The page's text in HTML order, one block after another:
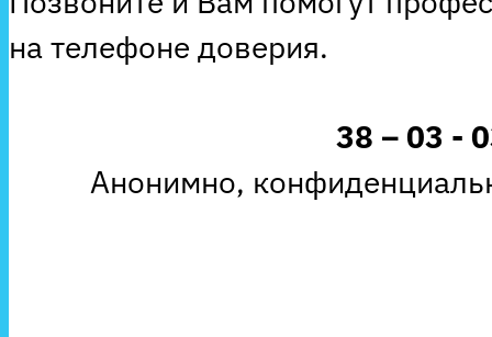
на телефоне доверия.
38 – 03 -
Анонимно,